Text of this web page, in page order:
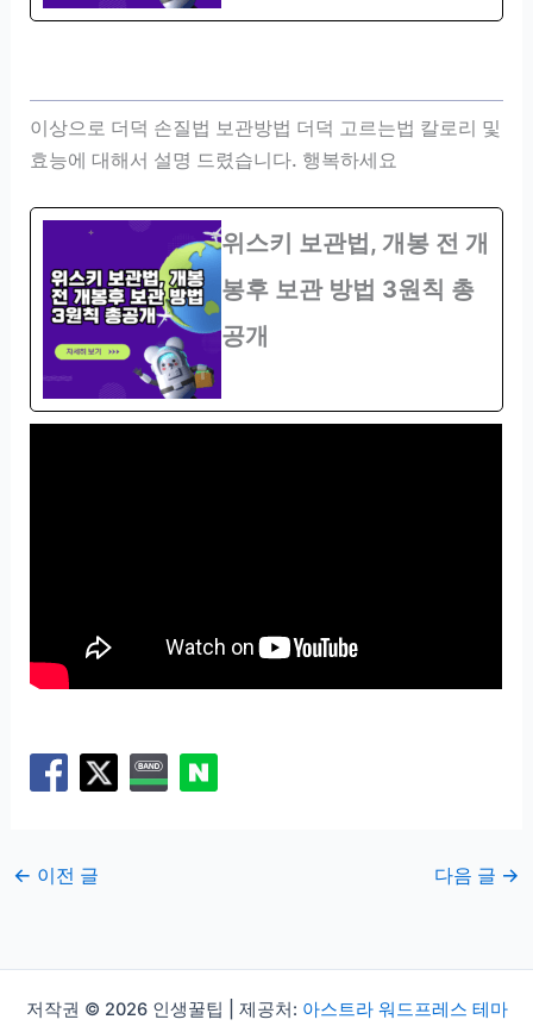
이상으로 더덕 손질법 보관방법 더덕 고르는법 칼로리 및
효능에 대해서 설명 드렸습니다. 행복하세요
위스키 보관법, 개봉 전 개
봉후 보관 방법 3원칙 총
공개
← 이전 글 다음 글 →
저작권 © 2026 인생꿀팁 | 제공처: 아스트라 워드프레스 테마